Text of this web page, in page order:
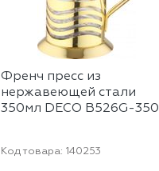
Френч пресс из
нержавеющей стали
350мл DECO В526G-350
Код товара: 140253